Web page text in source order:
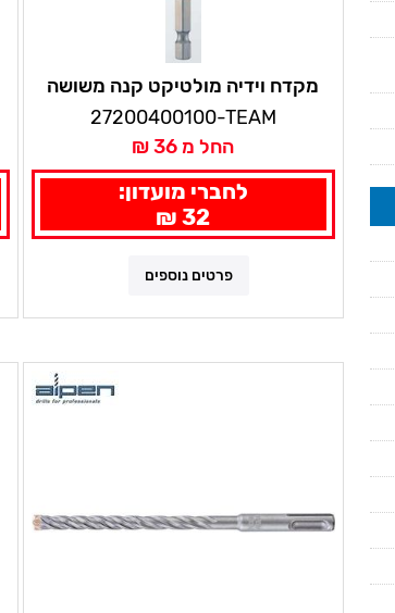
מקדח וידיה מולטיקט קנה משושה
למברגת אימפקט,מעולה לקידוח
באבן,גרניט פורצלן, בטון, מתכות, עץ
ועוד אלפן
27200400100-TEAM
החל מ 36 ₪
לחברי מועדון:
32 ₪
פרטים נוספים